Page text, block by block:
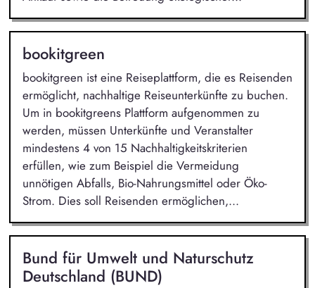
bookitgreen
bookitgreen ist eine Reiseplattform, die es Reisenden
ermöglicht, nachhaltige Reiseunterkünfte zu buchen.
Um in bookitgreens Plattform aufgenommen zu
werden, müssen Unterkünfte und Veranstalter
mindestens 4 von 15 Nachhaltigkeitskriterien
erfüllen, wie zum Beispiel die Vermeidung
unnötigen Abfalls, Bio-Nahrungsmittel oder Öko-
Strom. Dies soll Reisenden ermöglichen,...
Bund für Umwelt und Naturschutz
Deutschland (BUND)